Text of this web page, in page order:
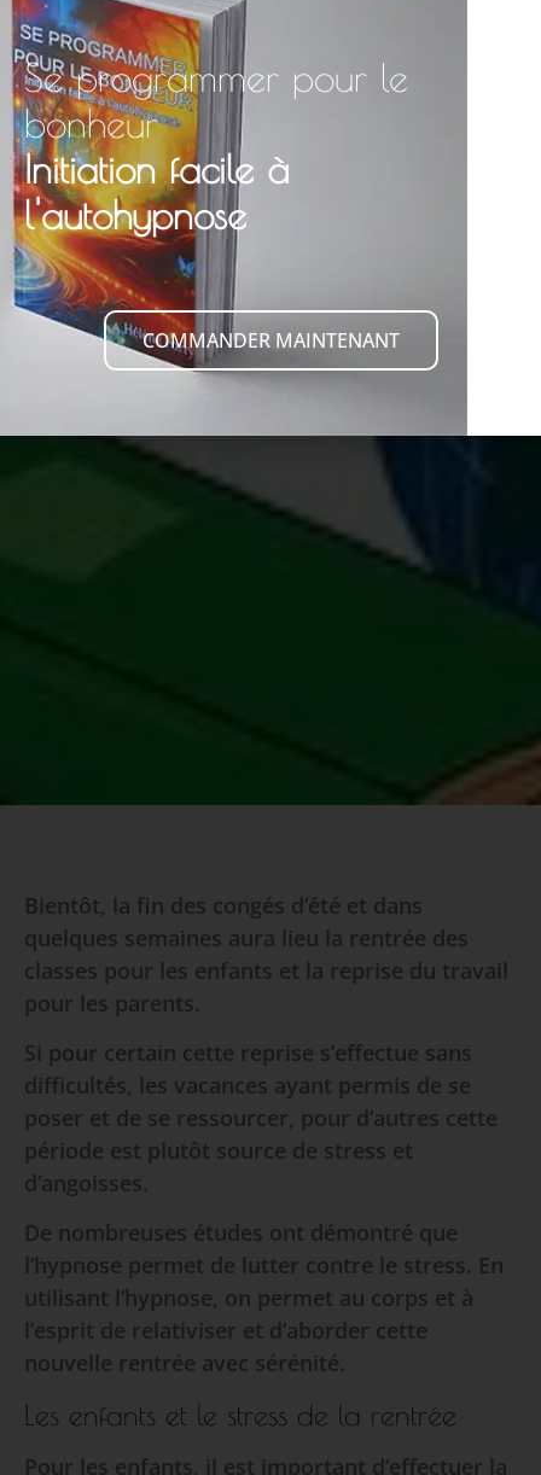
Bientôt, la fin des congés d’été et dans
quelques semaines aura lieu la rentrée des
classes pour les enfants et la reprise du travail
pour les parents.
Si pour certain cette reprise s’effectue sans
difficultés, les vacances ayant permis de se
poser et de se ressourcer, pour d’autres cette
période est plutôt source de stress et
d’angoisses.
De nombreuses études ont démontré que
l’hypnose permet de lutter contre le stress. En
utilisant l’hypnose, on permet au corps et à
l’esprit de relativiser et d’aborder cette
nouvelle rentrée avec sérénité.
Les enfants et le stress de la rentrée
Pour les enfants, il est important d’effectuer la
Se programmer pour le
bonheur
Initiation facile à
l'autohypnose
COMMANDER MAINTENANT